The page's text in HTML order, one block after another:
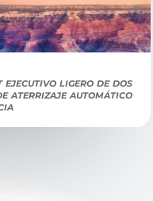
ligero de dos
aterrizaje automático